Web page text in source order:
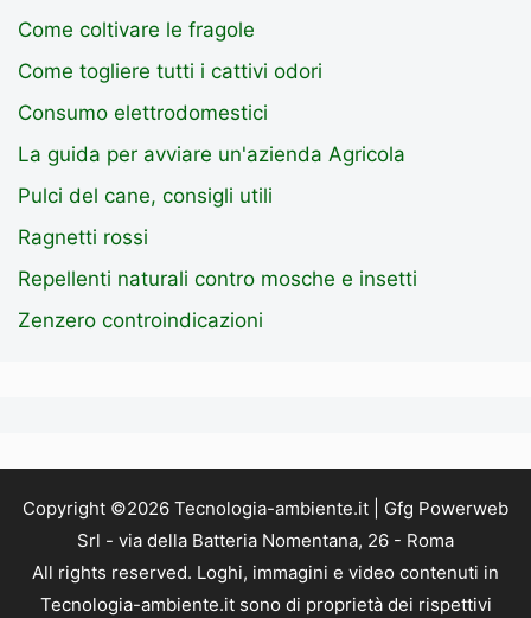
Come coltivare le fragole
Come togliere tutti i cattivi odori
Consumo elettrodomestici
La guida per avviare un'azienda Agricola
Pulci del cane, consigli utili
Ragnetti rossi
Repellenti naturali contro mosche e insetti
Zenzero controindicazioni
Copyright ©2026 Tecnologia-ambiente.it | Gfg Powerweb
Srl - via della Batteria Nomentana, 26 - Roma
All rights reserved. Loghi, immagini e video contenuti in
Tecnologia-ambiente.it sono di proprietà dei rispettivi